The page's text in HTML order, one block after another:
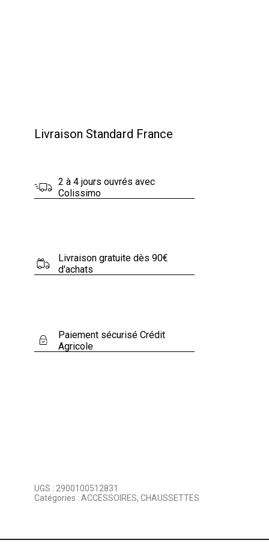
Livraison Standard France
2 à 4 jours ouvrés avec
Colissimo
Livraison gratuite dès 90€
d'achats
Paiement sécurisé Crédit
Agricole
UGS : 2900100512831
Catégories : ACCESSOIRES, CHAUSSETTES